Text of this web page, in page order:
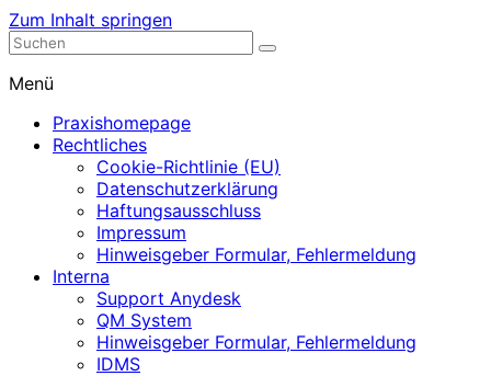
Zum Inhalt springen
Nephrologische Praxis mit Dialyse
Menü
Praxishomepage
Rechtliches
Cookie-Richtlinie (EU)
Datenschutzerklärung
Haftungsausschluss
Impressum
Hinweisgeber Formular, Fehlermeldung
Interna
Support Anydesk
QM System
Hinweisgeber Formular, Fehlermeldung
IDMS